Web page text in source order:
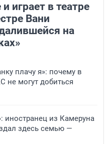
играет в театре
Вани
на
плачу я»: почему в
могут добиться
иностранец из Камеруна
здесь семью —